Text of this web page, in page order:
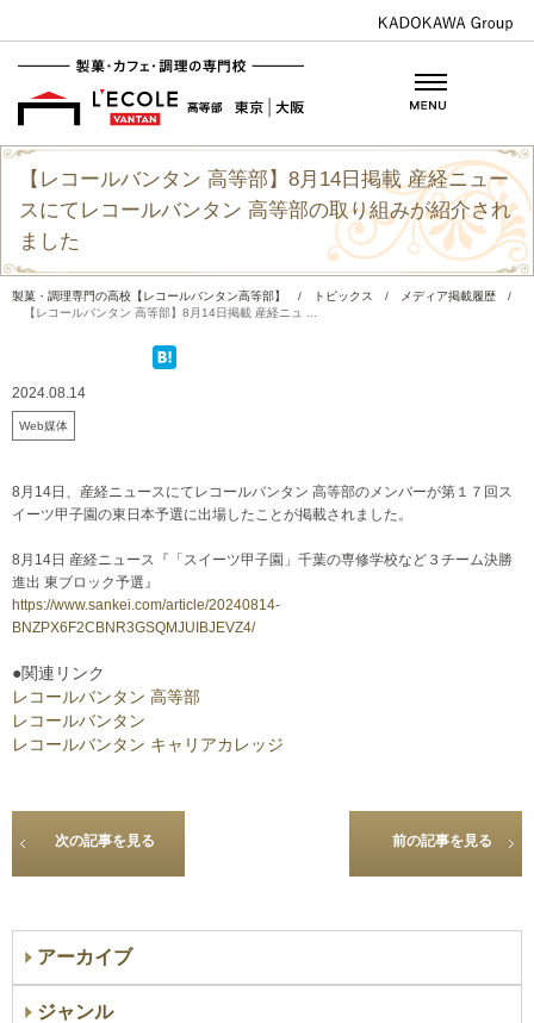
【レコールバンタン 高等部】8月14日掲載 産経ニュー
スにてレコールバンタン 高等部の取り組みが紹介され
ました
製菓・調理専門の高校【レコールバンタン高等部】 / トピックス / メディア掲載履歴
/
【レコールバンタン 高等部】8月14日掲載 産経ニュ ...
2024.08.14
Web媒体
8月14日、産経ニュースにてレコールバンタン 高等部のメンバーが第１７回ス
イーツ甲子園の東日本予選に出場したことが掲載されました。
8月14日 産経ニュース『「スイーツ甲子園」千葉の専修学校など３チーム決勝
進出 東ブロック予選』
https://www.sankei.com/article/20240814-
BNZPX6F2CBNR3GSQMJUIBJEVZ4/
●関連リンク
レコールバンタン 高等部
レコールバンタン
レコールバンタン キャリアカレッジ
次の記事を見る 前の記事を見る
アーカイブ
ジャンル